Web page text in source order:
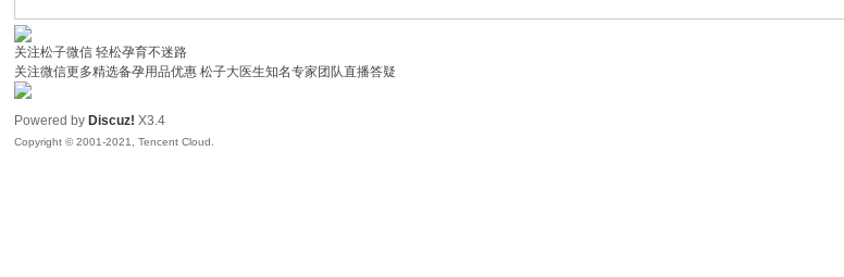
#
关注松子微信 轻松孕育不迷路
关注微信更多精选备孕用品优惠 松子大医生知名专家团队直播答疑
Powered by Discuz! X3.4
Copyright © 2001-2021, Tencent Cloud.